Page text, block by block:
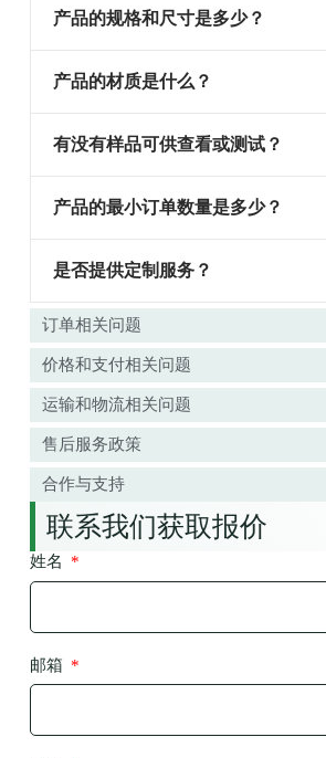
订单相关问题
价格和支付相关问题
运输和物流相关问题
售后服务政策
合作与支持
产品的规格和尺寸是多少？
产品的材质是什么？
有没有样品可供查看或测试？
产品的最小订单数量是多少？
是否提供定制服务？
联系我们获取报价
姓名
邮箱